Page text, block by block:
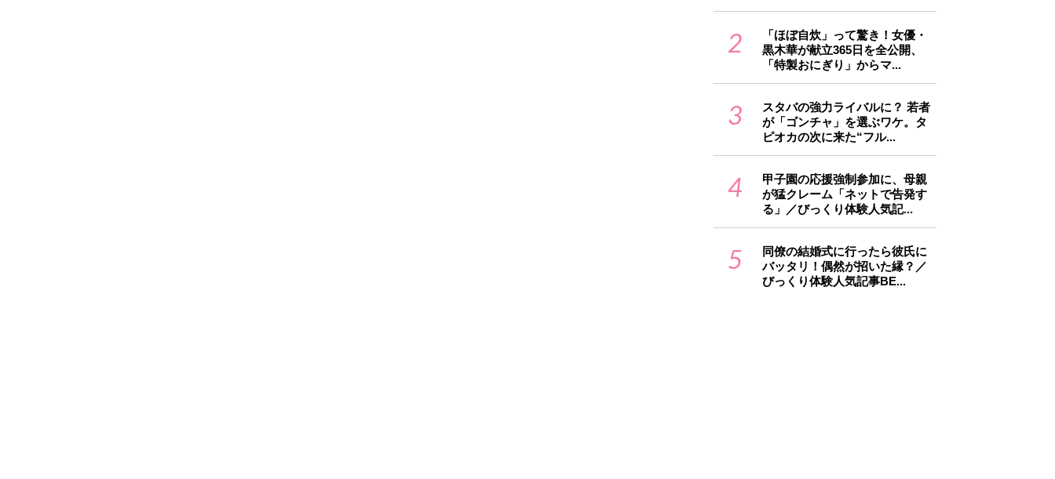
2
「ほぼ自炊」って驚き！女優・
黒木華が献立365日を全公開、
「特製おにぎり」からマ...
3
スタバの強力ライバルに？ 若者
が「ゴンチャ」を選ぶワケ。タ
ピオカの次に来た“フル...
4
甲子園の応援強制参加に、母親
が猛クレーム「ネットで告発す
る」／びっくり体験人気記...
5
同僚の結婚式に行ったら彼氏に
バッタリ！偶然が招いた縁？／
びっくり体験人気記事BE...